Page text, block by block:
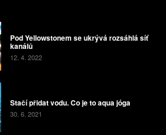
Pod Yellowstonem se ukrývá rozsáhlá síť
kanálů
12. 4. 2022
Stačí přidat vodu. Co je to aqua jóga
30. 6. 2021